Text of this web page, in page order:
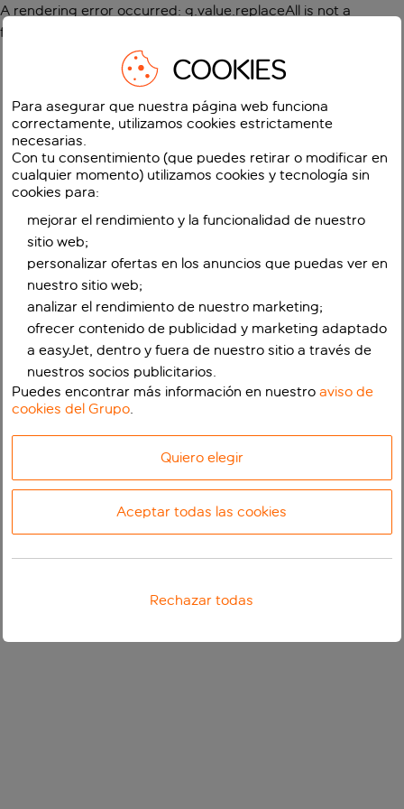
A rendering error occurred: g.value.replaceAll is not a
function
COOKIES
Para asegurar que nuestra página web funciona
correctamente, utilizamos cookies estrictamente
necesarias.
Con tu consentimiento (que puedes retirar o modificar en
cualquier momento) utilizamos cookies y tecnología sin
cookies para:
mejorar el rendimiento y la funcionalidad de nuestro
sitio web;
personalizar ofertas en los anuncios que puedas ver en
nuestro sitio web;
analizar el rendimiento de nuestro marketing;
ofrecer contenido de publicidad y marketing adaptado
a easyJet, dentro y fuera de nuestro sitio a través de
nuestros socios publicitarios.
Puedes encontrar más información en nuestroaviso de
cookies del Grupo.
Quiero elegir
Aceptar todas las cookies
Rechazar todas